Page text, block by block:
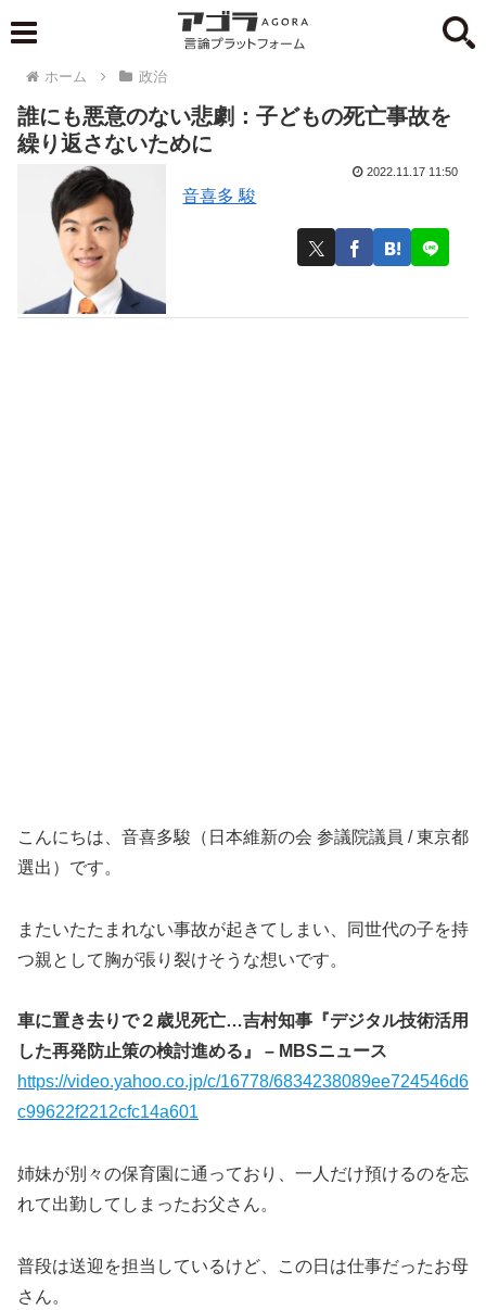
ホーム 政治
誰にも悪意のない悲劇：子どもの死亡事故を
繰り返さないために
音喜多 駿
2022.11.17 11:50
こんにちは、音喜多駿（日本維新の会 参議院議員 / 東京都
選出）です。
またいたたまれない事故が起きてしまい、同世代の子を持
つ親として胸が張り裂けそうな想いです。
車に置き去りで２歳児死亡…吉村知事『デジタル技術活用
した再発防止策の検討進める』 – MBSニュース
https://video.yahoo.co.jp/c/16778/6834238089ee724546d6
c99622f2212cfc14a601
姉妹が別々の保育園に通っており、一人だけ預けるのを忘
れて出勤してしまったお父さん。
普段は送迎を担当しているけど、この日は仕事だったお母
さん。